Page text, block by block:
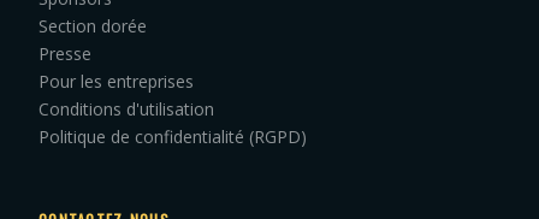
Section dorée
Presse
Pour les entreprises
Conditions d'utilisation
Politique de confidentialité (RGPD)